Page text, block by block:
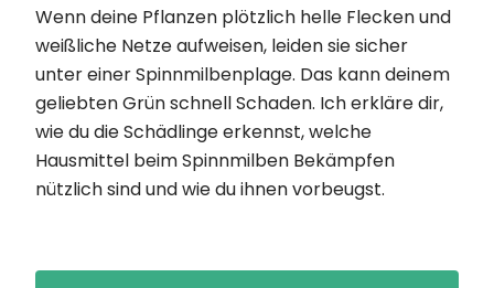
Wenn deine Pflanzen plötzlich helle Flecken und
weißliche Netze aufweisen, leiden sie sicher
unter einer Spinnmilbenplage. Das kann deinem
geliebten Grün schnell Schaden. Ich erkläre dir,
wie du die Schädlinge erkennst, welche
Hausmittel beim Spinnmilben Bekämpfen
nützlich sind und wie du ihnen vorbeugst.